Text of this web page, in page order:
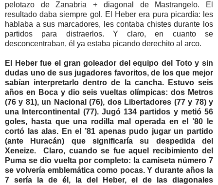
pelotazo de Zanabria + diagonal de Mastrangelo. El
resultado daba siempre gol. El Heber era pura picardía: les
hablaba a sus marcadores, les contaba chistes durante los
partidos para distraerlos. Y claro, en cuanto se
desconcentraban, él ya estaba picando derechito al arco.
El Heber fue el gran goleador del equipo del Toto y sin
dudas uno de sus jugadores favoritos, de los que mejor
sabían interpretarlo dentro de la cancha. Estuvo seis
años en Boca y dio seis vueltas olímpicas: dos Metros
(76 y 81), un Nacional (76), dos Libertadores (77 y 78) y
una Intercontinental (77). Jugó 134 partidos y metió 56
goles, hasta que una rodilla mal operada en el ’80 le
cortó las alas. En el ’81 apenas pudo jugar un partido
(ante Huracán) que significaría su despedida del
Xeneize. Claro, cuando se fue aquel recibimiento del
Puma se dio vuelta por completo: la camiseta número 7
se volvería emblemática como pocas. Y durante años la
7 sería la de él, la del Heber, el de las diagonales